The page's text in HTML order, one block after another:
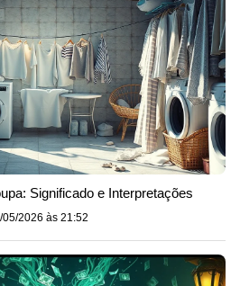
Significado e Interpretações
05/2026 às 21:52